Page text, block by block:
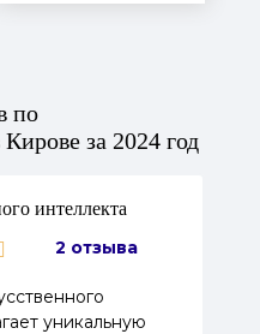
по
за 2024 год
интеллекта
2 отзыва
уникальную